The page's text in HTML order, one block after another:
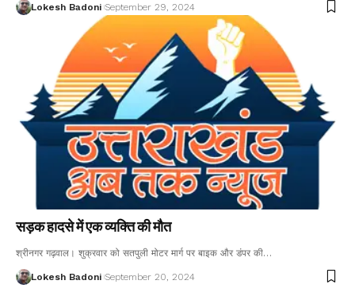
Lokesh Badoni September 29, 2024
सड़क हादसे में एक व्यक्ति की मौत
श्रीनगर गढ़वाल। शुक्रवार को सतपुली मोटर मार्ग पर बाइक और डंपर की…
Lokesh Badoni September 20, 2024